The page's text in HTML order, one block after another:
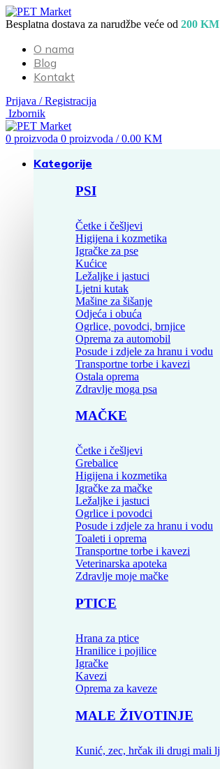
Besplatna dostava za narudžbe veće od 200 KM
O nama
Blog
Kontakt
Prijava / Registracija
Izbornik
0 proizvoda 0 proizvoda / 0.00 KM
Kategorije
PSI
Četke i češljevi
Higijena i kozmetika
Igračke za pse
Kućice
Ležaljke i jastuci
Ljetni kutak
Mašine za šišanje
Odjeća i obuća
Ogrlice, povodci, brnjice
Oprema za automobil
Posude i zdjele za hranu i vodu
Transportne torbe i kavezi
Ostala oprema
Zdravlje moga psa
MAČKE
Četke i češljevi
Grebalice
Higijena i kozmetika
Igračke za mačke
Ležaljke i jastuci
Ogrlice i povodci
Posude i zdjele za hranu i vodu
Toaleti i oprema
Transportne torbe i kavezi
Veterinarska apoteka
Zdravlje moje mačke
PTICE
Hrana za ptice
Hranilice i pojilice
Igračke
Kavezi
Oprema za kaveze
MALE ŽIVOTINJE
Kunić, zec, hrčak ili drugi mali